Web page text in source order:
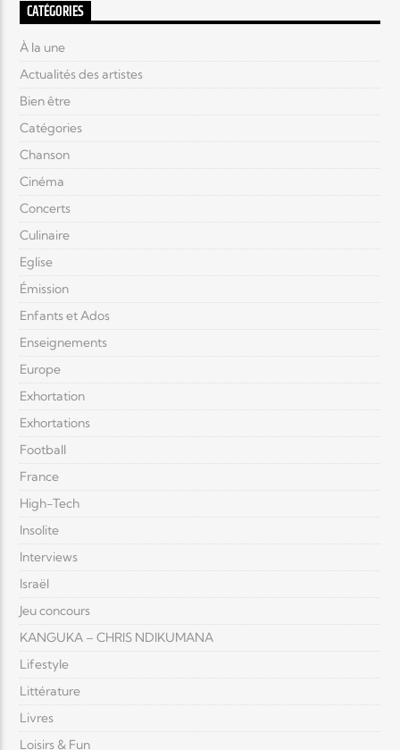
CATÉGORIES
À la une
Actualités des artistes
Bien être
Catégories
Chanson
Cinéma
Concerts
Culinaire
Eglise
Émission
Enfants et Ados
Enseignements
Europe
Exhortation
Exhortations
Football
France
High-Tech
Insolite
Interviews
Israël
Jeu concours
KANGUKA – CHRIS NDIKUMANA
Lifestyle
Littérature
Livres
Loisirs & Fun